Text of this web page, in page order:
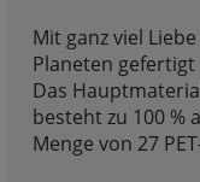
Mit ganz viel
Planeten gefertigt
Das
besteht zu 100 %
Menge von 27